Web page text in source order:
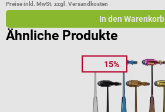
Preise inkl. MwSt. zzgl. Versandkosten
In den Warenkorb
Ähnliche Produkte
15%